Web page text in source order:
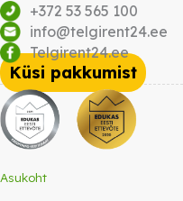
+372 53 565 100
info@telgirent24.ee
Telgirent24.ee
Küsi pakkumist
Asukoht